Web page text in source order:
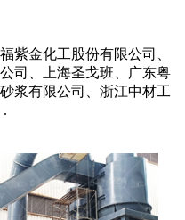
紫金化工股份有限公司、
司、上海圣戈班、广东粤
浆有限公司、浙江中材工
.